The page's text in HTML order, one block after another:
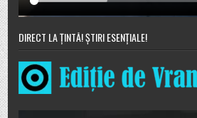
DIRECT LA ȚINTĂ! ȘTIRI ESENȚIALE!